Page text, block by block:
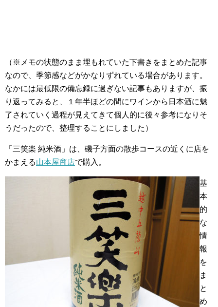
（※メモの状態のまま埋もれていた下書きをまとめた記事
なので、季節感などがかなりずれている場合があります。
なかには最低限の備忘録に過ぎない記事もありますが、振
り返ってみると、１年半ほどの間にワインから日本酒に魅
了されていく過程が見えてきて個人的に後々参考になりそ
うだったので、整理することにしました）
「三笑楽 純米酒」は、磯子方面の散歩コースの近くに店を
かまえる山本屋商店で購入。
基
本
的
な
情
報
を
ま
と
め